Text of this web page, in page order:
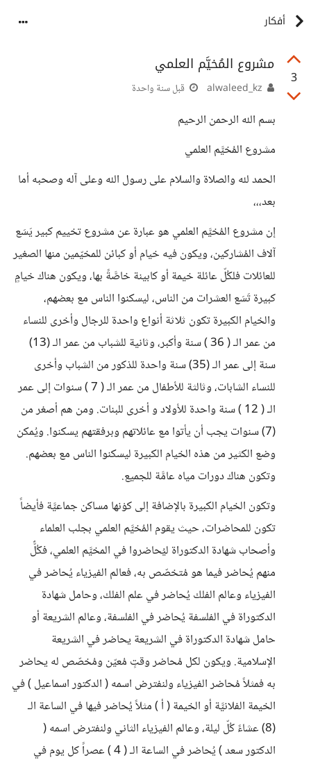
أفكار
3
مشروع المُخيَّم العلمي
قبل سنة واحدة
بسم الله الرحمن الرحيم
مشروع المُخيَّم العلمي
الحمد لله والصلاة والسلام على رسول الله وعلى آله وصحبه أما
بعد،،،
إن مشروع المُخيَّم العلمي هو عبارة عن مشروع تخييم كبير يَسَع
آلاف المُشاركين، ويكون فيه خيام أو كبائن للمخيّمين منها الصغير
للعائلات فلكُلّ عائلة خيمة أو كابينة خاصَّةً بها، ويكون هناك خيامٍ
كبيرة تَسَع العشرات من الناس، ليسكنوا الناس مع بعضهم،
والخيام الكبيرة تكون ثلاثة أنواع واحدة للرجال وأخرى للنساء
من عمر الـ ( 36 ) سنة وأكبر، وثانية للشباب من عمر الـ (13)
سنة إلى عمر الـ (35) سنة واحدة للذكور من الشباب وأخرى
للنساء الشابات، وثالثة للأطفال من عمر الـ ( 7 ) سنوات إلى عمر
الـ ( 12 ) سنة واحدة للأولاد و أخرى للبنات. ومن هم أصغر من
(7) سنوات يجب أن يأتوا مع عائلاتهم وبرفقتهم يسكنوا. ويُمكن
وضع الكثير من هذه الخيام الكبيرة ليسكنوا الناس مع بعضهم.
وتكون هناك دورات مياه عامَّة للجميع.
وتكون الخيام الكبيرة بالإضافة إلى كوْنها مساكن جماعيَّة فأيضاً
تكون للمحاضرات، حيث يقوم المُخيَّم العلمي بجلب العلماء
وأصحاب شهادة الدكتوراة ليُحاضروا في المخيَّم العلمي، فكُلٌّ
منهم يُحاضر فيما هو مُتخصّص به، فعالم الفيزياء يُحاضر في
الفيزياء وعالم الفلك يُحاضر في علم الفلك، وحامل شهادة
الدكتوراة في الفلسفة يُحاضر في الفلسفة، وعالم الشريعة أو
حامل شهادة الدكتوراة في الشريعة يحاضر في الشريعة
الإسلامية. ويكون لكل مُحاضر وقتٍ مُعيّن ومُخصّص له يحاضر
به فمثلاً مُحاضر الفيزياء ولنفترض اسمه ( الدكتور اسماعيل ) في
الخيمة الفلانيَّة أو الخيمة ( أ ) مثلاً يُحاضر فيها في الساعة الـ
(8) عشاءً كُلّ ليلة، وعالم الفيزياء الثاني ولنفترض اسمه (
الدكتور سعد ) يُحاضر في الساعة الـ ( 4 ) عصراً كل يوم في